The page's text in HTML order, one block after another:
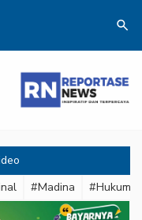
search
#Madina #Hukum